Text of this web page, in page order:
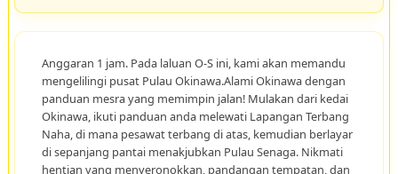
Anggaran 1 jam. Pada laluan O-S ini, kami akan memandu
mengelilingi pusat Pulau Okinawa.Alami Okinawa dengan
panduan mesra yang memimpin jalan! Mulakan dari kedai
Okinawa, ikuti panduan anda melewati Lapangan Terbang
Naha, di mana pesawat terbang di atas, kemudian berlayar
di sepanjang pantai menakjubkan Pulau Senaga. Nikmati
hentian yang menyeronokkan, pandangan tempatan, dan